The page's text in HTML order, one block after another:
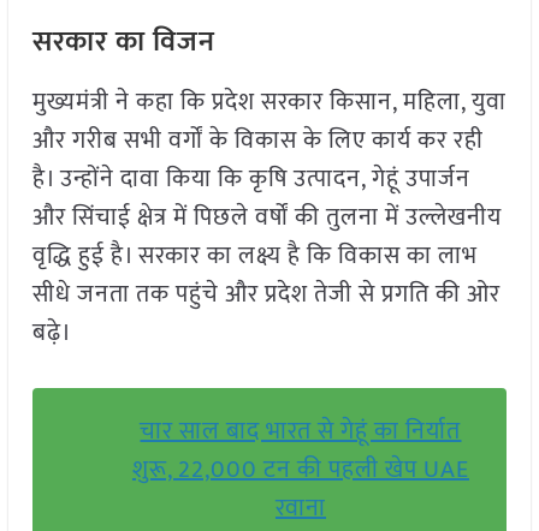
सरकार का विजन
मुख्यमंत्री ने कहा कि प्रदेश सरकार किसान, महिला, युवा
और गरीब सभी वर्गों के विकास के लिए कार्य कर रही
है। उन्होंने दावा किया कि कृषि उत्पादन, गेहूं उपार्जन
और सिंचाई क्षेत्र में पिछले वर्षों की तुलना में उल्लेखनीय
वृद्धि हुई है। सरकार का लक्ष्य है कि विकास का लाभ
सीधे जनता तक पहुंचे और प्रदेश तेजी से प्रगति की ओर
बढ़े।
चार साल बाद भारत से गेहूं का निर्यात
शुरू, 22,000 टन की पहली खेप UAE
रवाना